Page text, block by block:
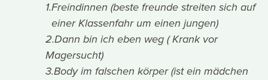
1.Freindinnen (beste freunde streiten sich auf
einer Klassenfahr um einen jungen)
2.Dann bin ich eben weg ( Krank vor
Magersucht)
3.Body im falschen körper (ist ein mädchen